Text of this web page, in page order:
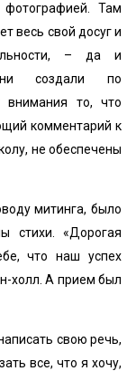
Там
весь свой досуг и
– да и
они создали по
внимания то, что
комментарий к
не обеспечены
митинга, было
стихи. «‎Дорогая
что наш успех
холл. А прием был
свою речь,
все, что я хочу,